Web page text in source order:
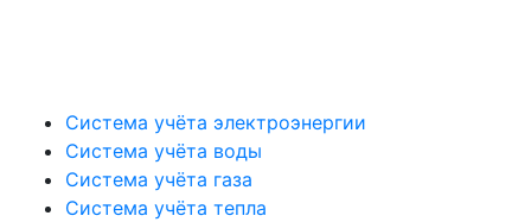
Система учёта электроэнергии
Система учёта воды
Система учёта газа
Система учёта тепла